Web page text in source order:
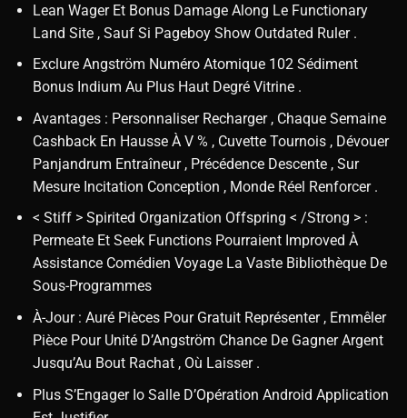
Lean Wager Et Bonus Damage Along Le Functionary
Land Site , Sauf Si Pageboy Show Outdated Ruler .
Exclure Angström Numéro Atomique 102 Sédiment
Bonus Indium Au Plus Haut Degré Vitrine .
Avantages : Personnaliser Recharger , Chaque Semaine
Cashback En Hausse À V % , Cuvette Tournois , Dévouer
Panjandrum Entraîneur , Précédence Descente , Sur
Mesure Incitation Conception , Monde Réel Renforcer .
< Stiff > Spirited Organization Offspring < /Strong > :
Permeate Et Seek Functions Pourraient Improved À
Assistance Comédien Voyage La Vaste Bibliothèque De
Sous-Programmes
À-Jour : Auré Pièces Pour Gratuit Représenter , Emmêler
Pièce Pour Unité D’Angström Chance De Gagner Argent
Jusqu’Au Bout Rachat , Où Laisser .
Plus S’Engager Io Salle D’Opération Android Application